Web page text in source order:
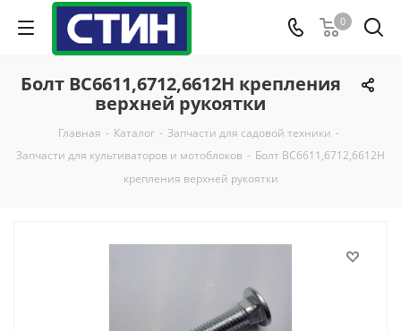
0
Болт BC6611,6712,6612H крепления
верхней рукоятки
Главная - Каталог - Запчасти для садовой техники -
Запчасти для культиваторов и мотоблоков - Болт BC6611,6712,6612H
крепления верхней рукоятки